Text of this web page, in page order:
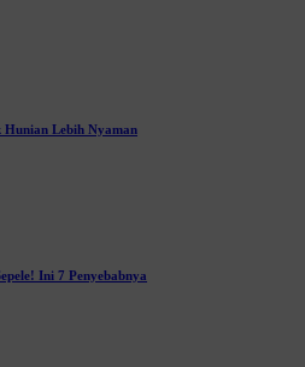
Hunian Lebih Nyaman
Ini 7 Penyebabnya